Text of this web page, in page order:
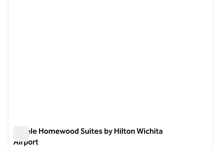
Hotele Homewood Suites by Hilton Wichita
Airport